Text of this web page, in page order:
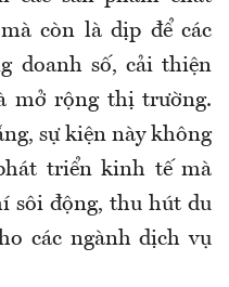
còn là dịp để các
doanh số, cải thiện
mở rộng thị trường.
sự kiện này không
triển kinh tế mà
sôi động, thu hút du
các ngành dịch vụ